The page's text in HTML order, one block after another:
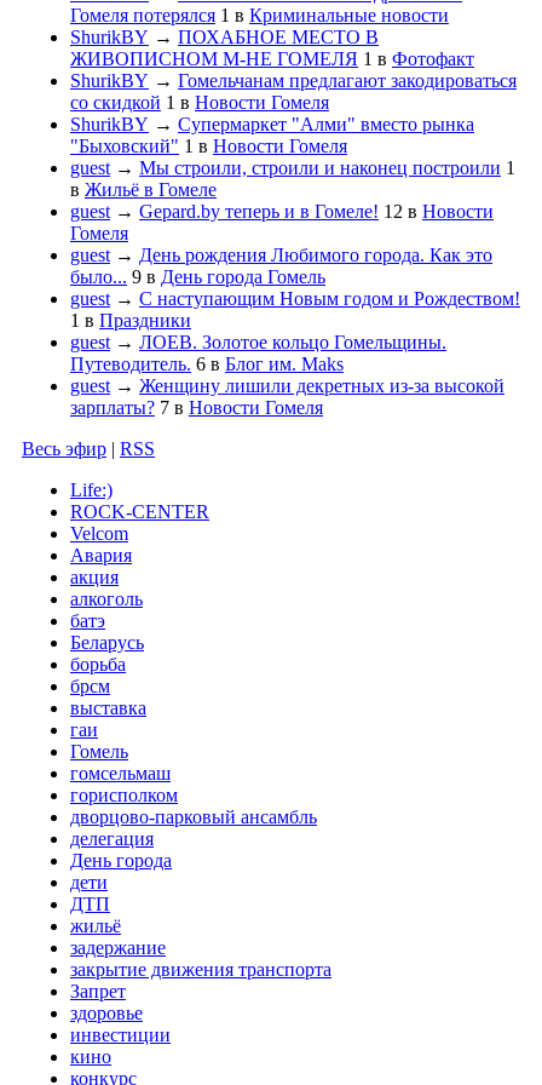
Гомеля потерялся 1 в Криминальные новости
ShurikBY → ПОХАБНОЕ МЕСТО В
ЖИВОПИСНОМ М-НЕ ГОМЕЛЯ 1 в Фотофакт
ShurikBY → Гомельчанам предлагают закодироваться
со скидкой 1 в Новости Гомеля
ShurikBY → Супермаркет "Алми" вместо рынка
"Быховский" 1 в Новости Гомеля
guest → Мы строили, строили и наконец построили 1
в Жильё в Гомеле
guest → Gepard.by теперь и в Гомеле! 12 в Новости
Гомеля
guest → День рождения Любимого города. Как это
было... 9 в День города Гомель
guest → С наступающим Новым годом и Рождеством!
1 в Праздники
guest → ЛОЕВ. Золотое кольцо Гомельщины.
Путеводитель. 6 в Блог им. Maks
guest → Женщину лишили декретных из-за высокой
зарплаты? 7 в Новости Гомеля
Весь эфир | RSS
Life:)
ROCK-CENTER
Velcom
Авария
акция
алкоголь
батэ
Беларусь
борьба
брсм
выставка
гаи
Гомель
гомсельмаш
горисполком
дворцово-парковый ансамбль
делегация
День города
дети
ДТП
жильё
задержание
закрытие движения транспорта
Запрет
здоровье
инвестиции
кино
конкурс